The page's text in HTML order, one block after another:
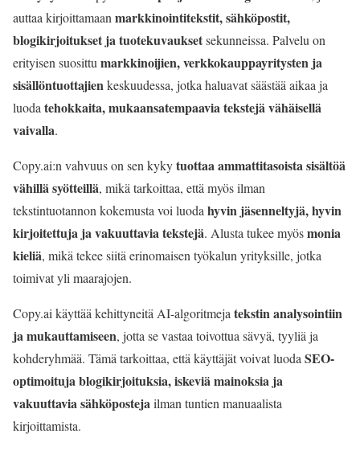
auttaa kirjoittamaan markkinointitekstit, sähköpostit,
blogikirjoitukset ja tuotekuvauksetsekunneissa. Palvelu on
erityisen suosittu markkinoijien, verkkokauppayritysten ja
sisällöntuottajienkeskuudessa, jotka haluavat säästää aikaa ja
luoda tehokkaita, mukaansatempaavia tekstejä vähäisellä
vaivalla.
Copy.ai:n vahvuus on sen kykytuottaa ammattitasoista sisältöä
vähillä syötteillä, mikä tarkoittaa, että myös ilman
tekstintuotannon kokemusta voi luoda hyvin jäsenneltyjä, hyvin
kirjoitettuja ja vakuuttavia tekstejä. Alusta tukee myösmonia
kieliä, mikä tekee siitä erinomaisen työkalun yrityksille, jotka
toimivat yli maarajojen.
Copy.ai käyttää kehittyneitä AI-algoritmeja tekstin analysointiin
ja mukauttamiseen, jotta se vastaa toivottua sävyä, tyyliä ja
kohderyhmää. Tämä tarkoittaa, että käyttäjät voivat luoda SEO-
optimoituja blogikirjoituksia, iskeviä mainoksia ja
vakuuttavia sähköpostejailman tuntien manuaalista
kirjoittamista.